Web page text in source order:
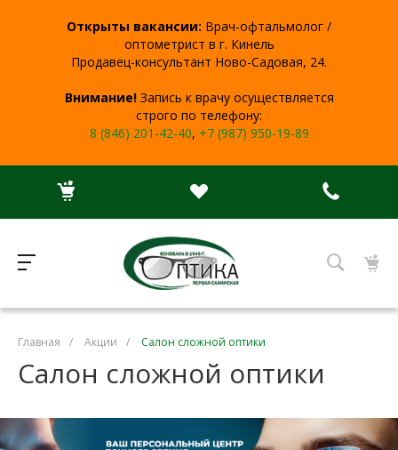
Открыты вакансии: Врач-офтальмолог /
оптометрист в г. Кинель
Продавец-консультант Ново-Садовая, 24.
Внимание!Запись к врачу осуществляется
строго по телефону:
8 (846) 201-42-40, +7 (987) 950-19-89
Главная / Акции / Салон сложной оптики
Салон сложной оптики